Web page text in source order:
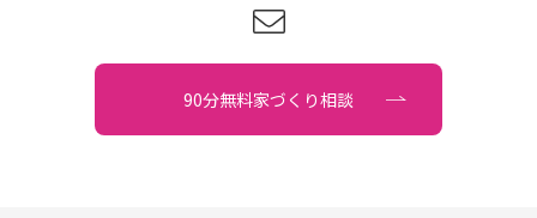
90分無料家づくり相談